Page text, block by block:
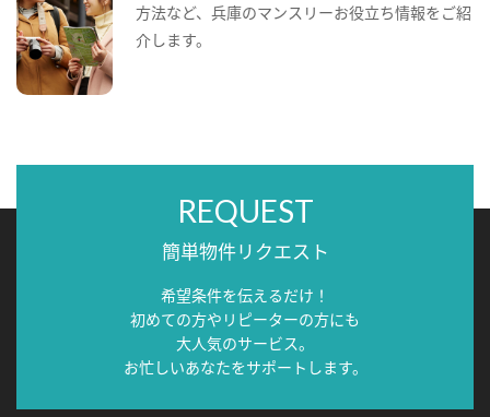
方法など、兵庫のマンスリーお役立ち情報をご紹
介します。
REQUEST
簡単物件リクエスト
希望条件を伝えるだけ！
初めての方やリピーターの方にも
大人気のサービス。
お忙しいあなたをサポートします。